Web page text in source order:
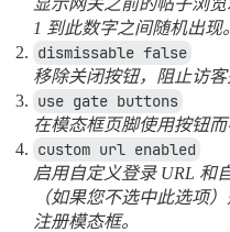
1 到此数字之间随机出现。
dismissable false
移除关闭按钮，阻止访客
use gate buttons
在模态框页脚使用按钮而
custom url enabled
启用自定义登录 URL 和
（如果您不选中此选项
注册模态框。